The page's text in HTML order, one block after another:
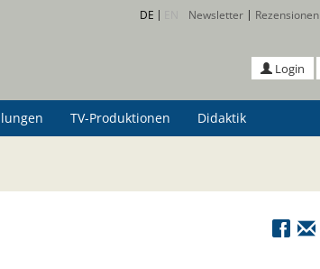
DE Newsletter Rezensionen
Login
TV-Produktionen Didaktik